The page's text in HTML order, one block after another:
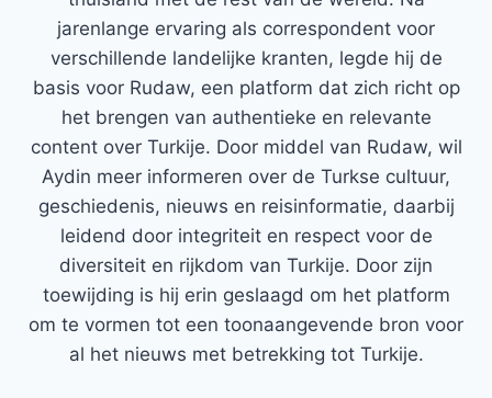
jarenlange ervaring als correspondent voor
verschillende landelijke kranten, legde hij de
basis voor Rudaw, een platform dat zich richt op
het brengen van authentieke en relevante
content over Turkije. Door middel van Rudaw, wil
Aydin meer informeren over de Turkse cultuur,
geschiedenis, nieuws en reisinformatie, daarbij
leidend door integriteit en respect voor de
diversiteit en rijkdom van Turkije. Door zijn
toewijding is hij erin geslaagd om het platform
om te vormen tot een toonaangevende bron voor
al het nieuws met betrekking tot Turkije.